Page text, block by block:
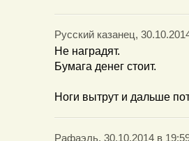
Русский казанец,
Не наградят.
Бумага денег стоит.
Ноги вытрут и дальше
Рафаэль, 30.10.2014 в